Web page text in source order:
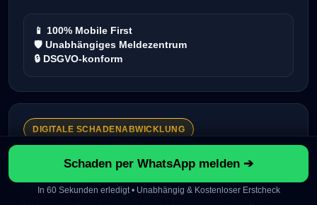
📱 100% Mobile First
🛡️ Unabhängiges Meldezentrum
🔒 DSGVO-konform
DIGITALE SCHADENABWICKLUNG
Konzertschaden gemeldet. Frust
gespart.
Schaden per WhatsApp melden ➔
In 60 Sekunden erledigt • Unabhängig & Kostenloser Erstcheck